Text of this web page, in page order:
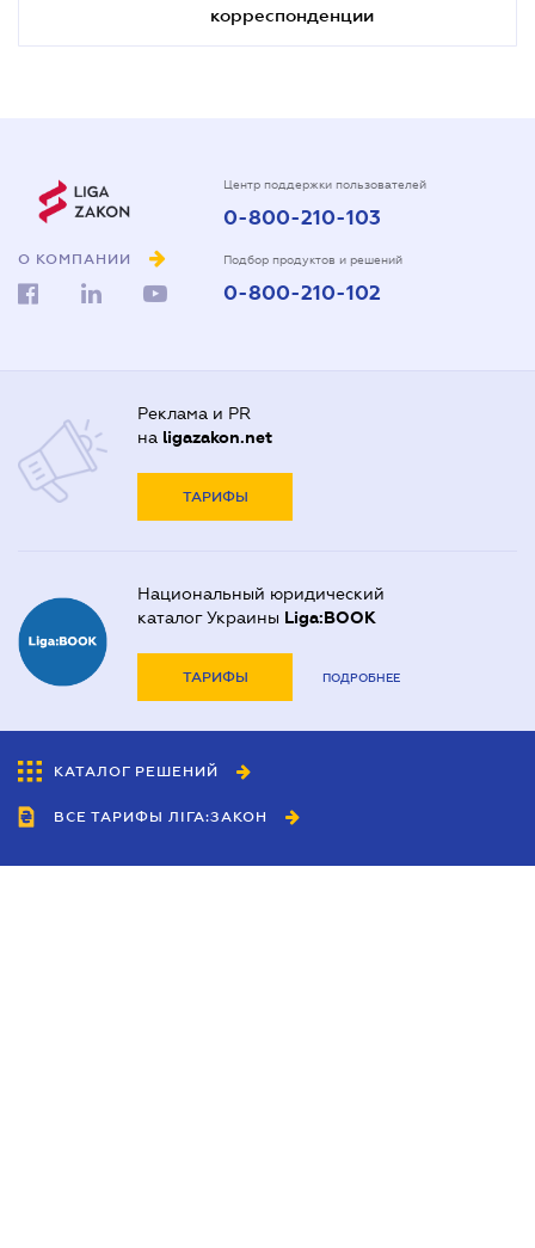
корреспонденции
О КОМПАНИИ
Центр поддержки пользователей
0-800-210-103
Подбор продуктов и решений
0-800-210-102
Реклама и PR
на ligazakon.net
ТАРИФЫ
Национальный юридический
каталог Украины Liga:BOOK
ТАРИФЫ ПОДРОБНЕЕ
КАТАЛОГ РЕШЕНИЙ
ВСЕ ТАРИФЫ ЛІГА:ЗАКОН